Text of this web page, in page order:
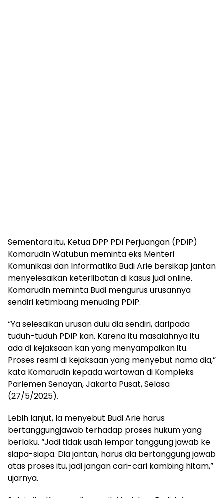
Sementara itu, Ketua DPP PDI Perjuangan (PDIP)
Komarudin Watubun meminta eks Menteri
Komunikasi dan Informatika Budi Arie bersikap jantan
menyelesaikan keterlibatan di kasus judi online.
Komarudin meminta Budi mengurus urusannya
sendiri ketimbang menuding PDIP.
“Ya selesaikan urusan dulu dia sendiri, daripada
tuduh-tuduh PDIP kan. Karena itu masalahnya itu
ada di kejaksaan kan yang menyampaikan itu.
Proses resmi di kejaksaan yang menyebut nama dia,”
kata Komarudin kepada wartawan di Kompleks
Parlemen Senayan, Jakarta Pusat, Selasa
(27/5/2025).
Lebih lanjut, Ia menyebut Budi Arie harus
bertanggungjawab terhadap proses hukum yang
berlaku. “Jadi tidak usah lempar tanggung jawab ke
siapa-siapa. Dia jantan, harus dia bertanggung jawab
atas proses itu, jadi jangan cari-cari kambing hitam,”
ujarnya.